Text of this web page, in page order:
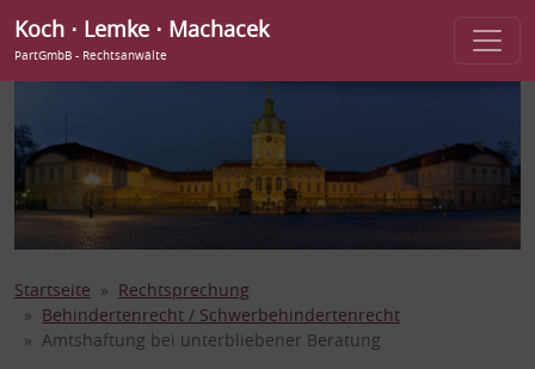
Koch ⋅ Lemke ⋅ Machacek
PartGmbB - Rechtsanwälte
Startseite
Rechtsprechung
Behindertenrecht / Schwerbehindertenrecht
Amtshaftung bei unterbliebener Beratung